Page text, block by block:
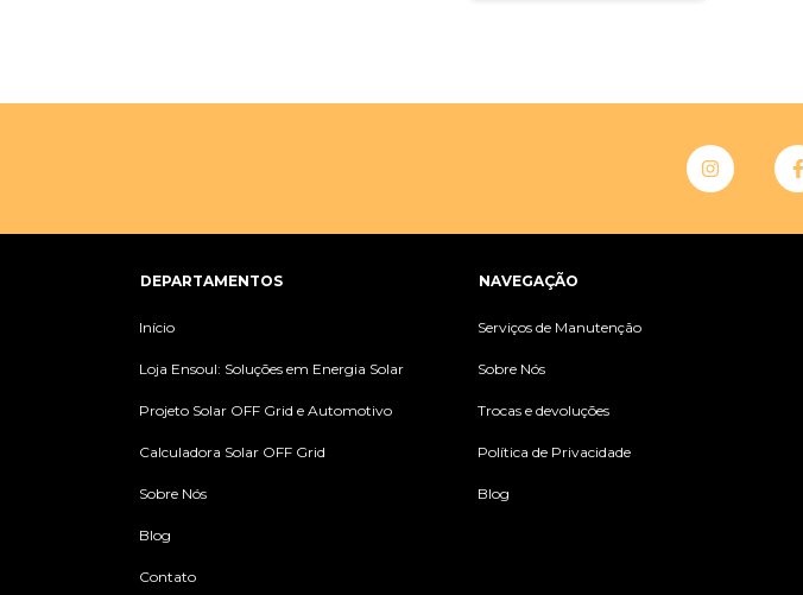
DEPARTAMENTOS
Início
Loja Ensoul: Soluções em Energia Solar
Projeto Solar OFF Grid e Automotivo
Calculadora Solar OFF Grid
Sobre Nós
Blog
Contato
NAVEGAÇÃO
Serviços de Manutenção
Sobre Nós
Trocas e devoluções
Política de Privacidade
Blog